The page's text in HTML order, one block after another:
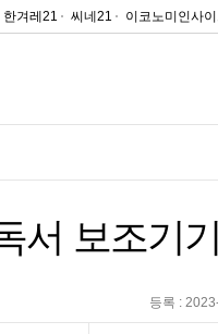
한겨레21 씨네21 이코노미인사
서 보조기
등록 :